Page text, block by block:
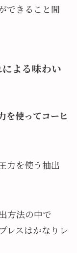
できること間
よる味わい
を使ってコーヒ
力を使う抽出
方法の中で
レスはかなりレ